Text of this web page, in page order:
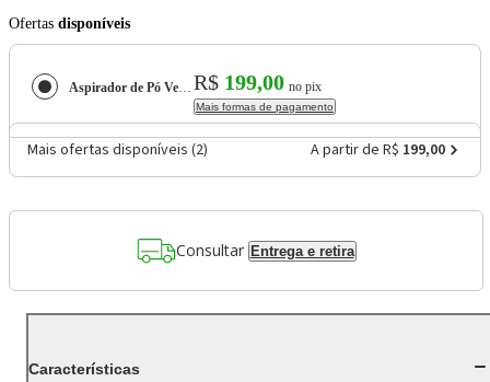
Ofertas disponíveis
Aspirador de Pó Vertical Midea VVA21P2 2 em 1 com Filtro Hepa Preto e Azul 1350W 220V R$ 199,00 no pix
Mais formas de pagamento
Mais ofertas disponíveis (2) A partir de R$ 199,00
Consultar Entrega e retira
Características